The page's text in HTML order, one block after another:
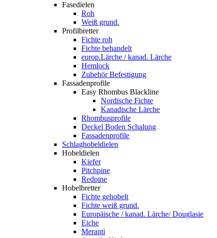
Fasedielen
Roh
Weiß grund.
Profilbretter
Fichte roh
Fichte behandelt
europ.Lärche / kanad. Lärche
Hemlock
Zubehör Befestigung
Fassadenprofile
Easy Rhombus Blackline
Nordische Fichte
Kanadische Lärche
Rhombusprofile
Deckel Boden Schalung
Fassadenprofile
Schlaghobeldielen
Hobeldielen
Kiefer
Pitchpine
Redpine
Hobelbretter
Fichte gehobelt
Fichte weiß grund.
Europäische / kanad. Lärche/ Douglasie
Eiche
Meranti